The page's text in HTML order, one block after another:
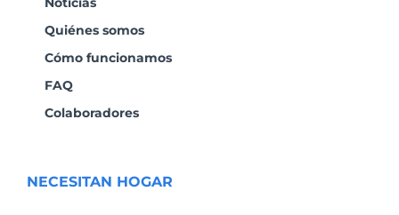
Quiénes somos
Cómo funcionamos
FAQ
Colaboradores
NECESITAN HOGAR